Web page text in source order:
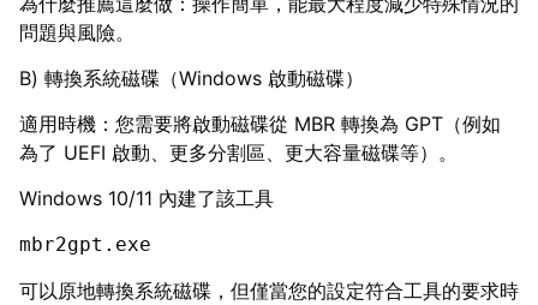
問題與風險。
B) 轉換系統磁碟（Windows 啟動磁碟）
適用時機：您需要將啟動磁碟從 MBR 轉換為 GPT（例如
為了 UEFI 啟動、更多分割區、更大容量磁碟等）。
Windows 10/11 內建了該工具
mbr2gpt.exe
可以原地轉換系統磁碟，但僅當您的設定符合工具的要求時